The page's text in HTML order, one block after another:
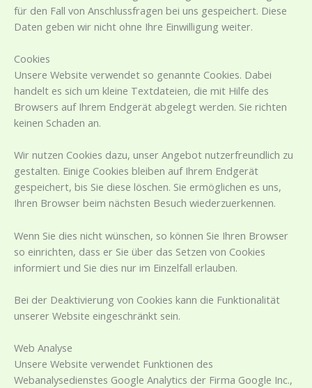
für den Fall von Anschlussfragen bei uns gespeichert. Diese
Daten geben wir nicht ohne Ihre Einwilligung weiter.
Cookies
Unsere Website verwendet so genannte Cookies. Dabei
handelt es sich um kleine Textdateien, die mit Hilfe des
Browsers auf Ihrem Endgerät abgelegt werden. Sie richten
keinen Schaden an.
Wir nutzen Cookies dazu, unser Angebot nutzerfreundlich zu
gestalten. Einige Cookies bleiben auf Ihrem Endgerät
gespeichert, bis Sie diese löschen. Sie ermöglichen es uns,
Ihren Browser beim nächsten Besuch wiederzuerkennen.
Wenn Sie dies nicht wünschen, so können Sie Ihren Browser
so einrichten, dass er Sie über das Setzen von Cookies
informiert und Sie dies nur im Einzelfall erlauben.
Bei der Deaktivierung von Cookies kann die Funktionalität
unserer Website eingeschränkt sein.
Web Analyse
Unsere Website verwendet Funktionen des
Webanalysedienstes Google Analytics der Firma Google Inc.,